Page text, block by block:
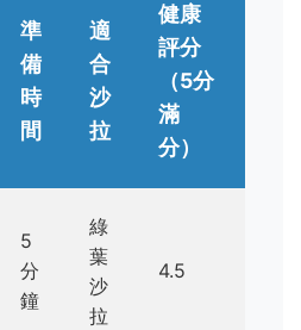
準
備
時
間
適
合
沙
拉
健康
評分
（5分
滿
分）
5
分
鐘
綠
葉
沙
拉
4.5